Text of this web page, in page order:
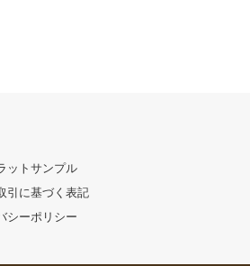
ットサンプル
引に基づく表記
シーポリシー